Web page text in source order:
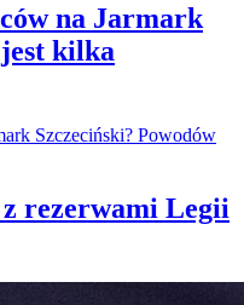
na Jarmark
jest kilka
rezerwami Legii